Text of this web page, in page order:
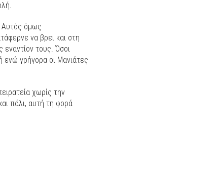
Αυτός όμως
να βρει και στη
τους. Όσοι
ενώ γρήγορα οι Μανιάτες
χωρίς την
πάλι, αυτή τη φορά